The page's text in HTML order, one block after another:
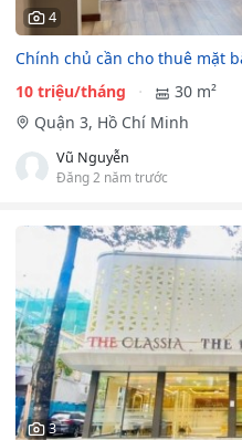
4
Chính chủ cần cho thuê mặt
10 triệu/tháng
30 m²
Quận 3, Hồ Chí Minh
Vũ Nguyễn
Đăng 2 năm trước
3